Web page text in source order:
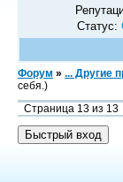
Статус:
Форум » ... Другие
себя.)
Страница 13 из 13